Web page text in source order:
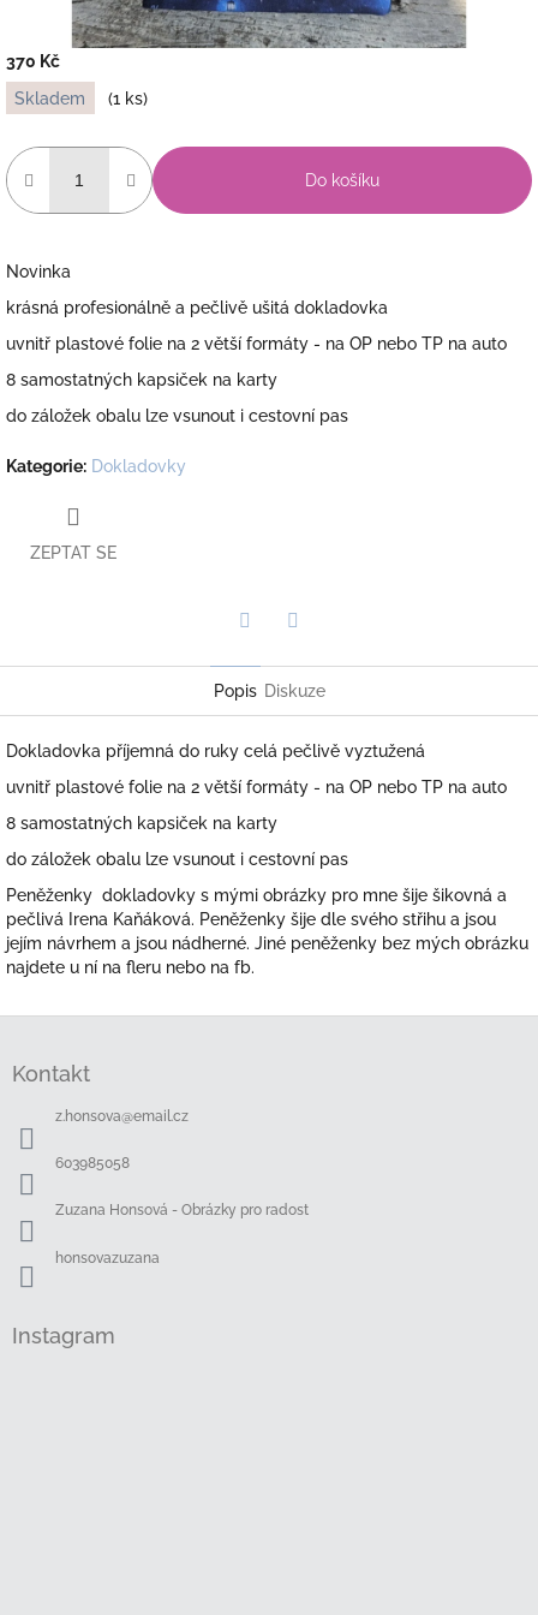
370 Kč
Měrná
cena:
Skladem (1 ks)
Do košíku
Novinka
krásná profesionálně a pečlivě ušitá dokladovka
uvnitř plastové folie na 2 větší formáty - na OP nebo TP na auto
8 samostatných kapsiček na karty
do záložek obalu lze vsunout i cestovní pas
Kategorie: Dokladovky
ZEPTAT SE
Popis Diskuze
Dokladovka příjemná do ruky celá pečlivě vyztužená
uvnitř plastové folie na 2 větší formáty - na OP nebo TP na auto
8 samostatných kapsiček na karty
do záložek obalu lze vsunout i cestovní pas
Peněženky dokladovky s mými obrázky pro mne šije šikovná a
pečlivá Irena Kaňáková. Peněženky šije dle svého střihu a jsou
jejím návrhem a jsou nádherné. Jiné peněženky bez mých obrázku
najdete u ní na fleru nebo na fb.
Kontakt
z.honsova@email.cz
603985058
Zuzana Honsová - Obrázky pro radost
honsovazuzana
Instagram